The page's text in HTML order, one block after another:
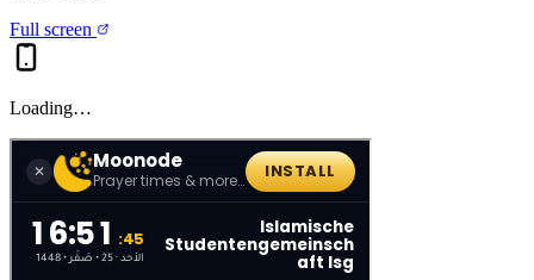
Full screen
Loading…